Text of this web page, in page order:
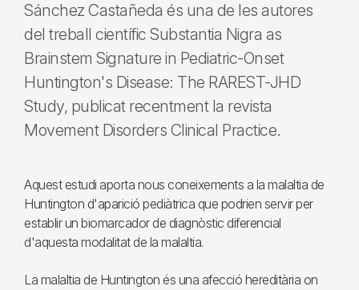
Sánchez Castañeda és una de les autores
del treball científic Substantia Nigra as
Brainstem Signature in Pediatric-Onset
Huntington's Disease: The RAREST-JHD
Study, publicat recentment la revista
Movement Disorders Clinical Practice.
Aquest estudi aporta nous coneixements a la malaltia de
Huntington d'aparició pediàtrica que podrien servir per
establir un biomarcador de diagnòstic diferencial
d'aquesta modalitat de la malaltia.
La malaltia de Huntington és una afecció hereditària on